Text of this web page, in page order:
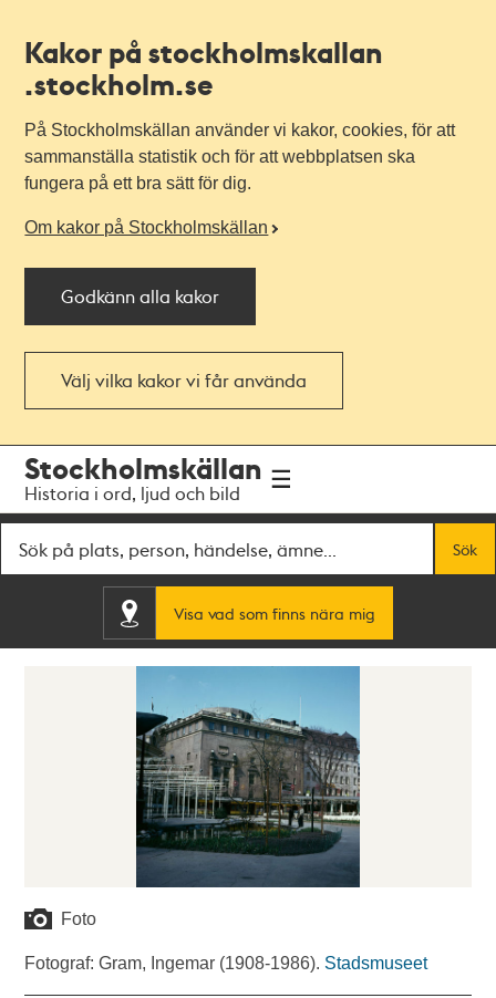
Kakor på stockholmskallan
.stockholm.se
På Stockholmskällan använder vi kakor, cookies, för att
sammanställa statistik och för att webbplatsen ska
fungera på ett bra sätt för dig.
Om kakor på Stockholmskällan
Godkänn alla kakor
Välj vilka kakor vi får använda
navigationen
huvudinnehållet
Stockholmskällan
Historia i ord, ljud och bild
Sök
Visa vad som finns nära mig
Foto
Fotograf: Gram, Ingemar (1908-1986). Stadsmuseet